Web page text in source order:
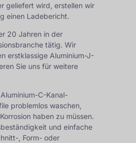
geliefert wird, erstellen wir
einen Ladebericht.
20 Jahren in der
tätig. Wir
erstklassige Aluminium-J-
Sie uns für weitere
C-Kanal-
problemlos waschen,
haben zu müssen.
und einfache
, Form- oder